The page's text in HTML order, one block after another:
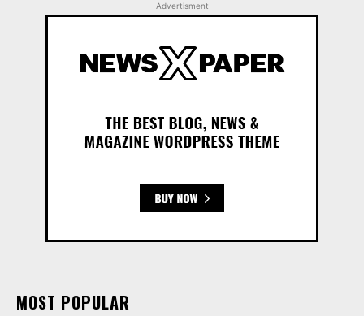
Advertisment
MOST POPULAR